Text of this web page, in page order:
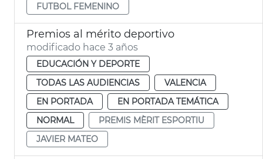
FUTBOL FEMENINO
Premios al mérito deportivo
modificado hace 3 años
EDUCACIÓN Y DEPORTE
TODAS LAS AUDIENCIAS
VALENCIA
EN PORTADA
EN PORTADA TEMÁTICA
NORMAL
PREMIS MÈRIT ESPORTIU
JAVIER MATEO